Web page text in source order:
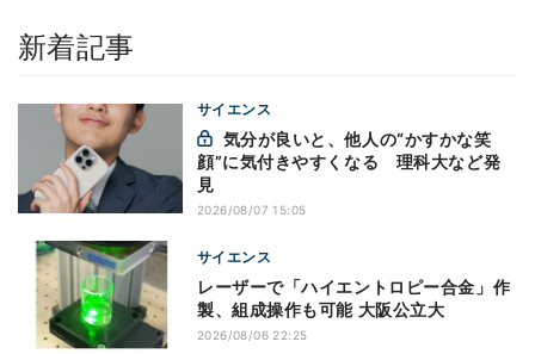
新着記事
サイエンス
顔”に気付きやすくなる 理科大など発
見
2026/08/07 15:05
サイエンス
レーザーで「ハイエントロピー合金」作
製、組成操作も可能 大阪公立大
2026/08/06 22:25